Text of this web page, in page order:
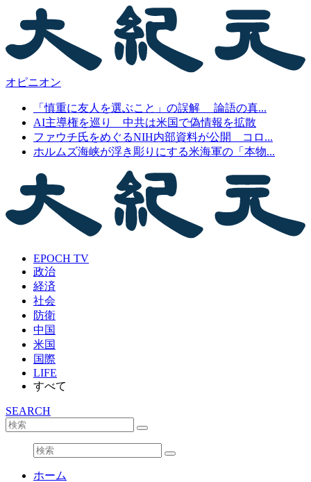
オピニオン
「慎重に友人を選ぶこと」の誤解 論語の真...
AI主導権を巡り 中共は米国で偽情報を拡散
ファウチ氏をめぐるNIH内部資料が公開 コロ...
ホルムズ海峡が浮き彫りにする米海軍の「本物...
EPOCH TV
政治
経済
社会
防衛
中国
米国
国際
LIFE
すべて
SEARCH
ホーム